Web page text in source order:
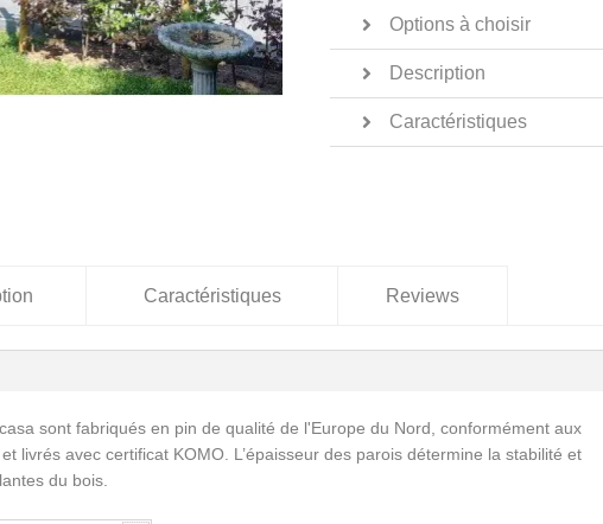
Options à choisir
Description
Caractéristiques
Caractéristiques Reviews
sont fabriqués en pin de qualité de l'Europe du Nord, conformément aux
livrés avec certificat KOMO. L’épaisseur des parois détermine la stabilité et
du bois.